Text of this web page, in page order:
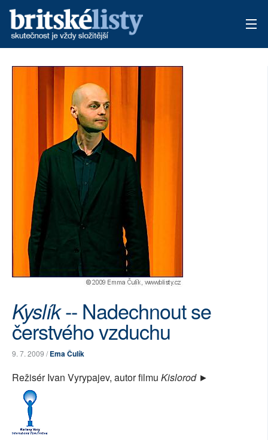
ARCHIV
TÉMATA
AUTOŘI
PŘÍSPĚVKY NA PROVOZ
Kyslík-- Nadechnout se
čerstvého vzduchu
9. 7. 2009 /Ema Čulík
Režisér Ivan Vyrypajev, autor filmu Kislorod►